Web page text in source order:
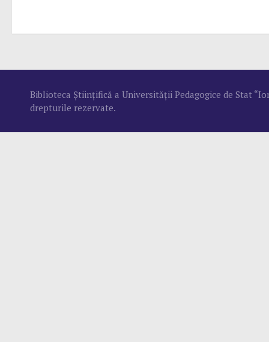
Biblioteca Ştiinţifică a Universităţii Pedagogice de Stat
drepturile rezervate.